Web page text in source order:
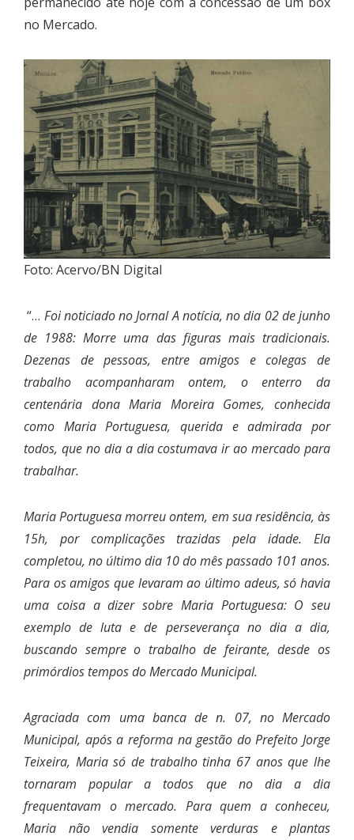
no Mercado.
Foto: Acervo/BN Digital
“… Foi noticiado no Jornal A notícia, no dia 02 de junho
de 1988: Morre uma das figuras mais tradicionais.
Dezenas de pessoas, entre amigos e colegas de
trabalho acompanharam ontem, o enterro da
centenária dona Maria Moreira Gomes, conhecida
como Maria Portuguesa, querida e admirada por
todos, que no dia a dia costumava ir ao mercado para
trabalhar.
Maria Portuguesa morreu ontem, em sua residência, às
15h, por complicações trazidas pela idade. Ela
completou, no último dia 10 do mês passado 101 anos.
Para os amigos que levaram ao último adeus, só havia
uma coisa a dizer sobre Maria Portuguesa: O seu
exemplo de luta e de perseverança no dia a dia,
buscando sempre o trabalho de feirante, desde os
primórdios tempos do Mercado Municipal.
Agraciada com uma banca de n. 07, no Mercado
Municipal, após a reforma na gestão do Prefeito Jorge
Teixeira, Maria só de trabalho tinha 67 anos que lhe
tornaram popular a todos que no dia a dia
frequentavam o mercado. Para quem a conheceu,
Maria não vendia somente verduras e plantas